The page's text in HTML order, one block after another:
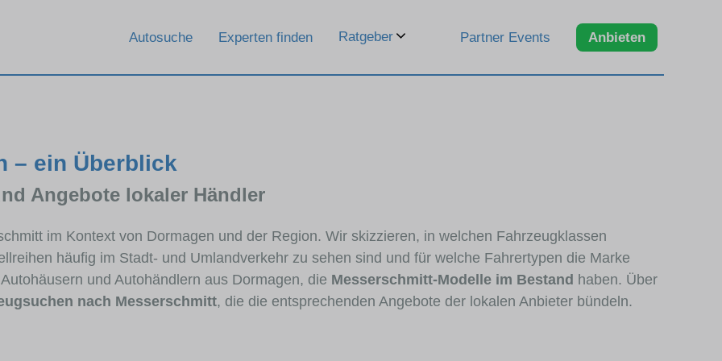
Autosuche Experten finden Ratgeber Partner Events Anbieten
– ein Überblick
Angebote lokaler Händler
im Kontext von Dormagen und der Region. Wir skizzieren, in welchen Fahrzeugklassen
häufig im Stadt- und Umlandverkehr zu sehen sind und für welche Fahrertypen die Marke
und Autohändlern aus Dormagen, die Messerschmitt-Modelle im Bestand haben. Über
nach Messerschmitt, die die entsprechenden Angebote der lokalen Anbieter bündeln.